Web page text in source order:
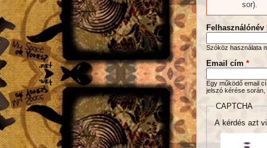
sor).
Felhasználónév
Szóköz használata
Email cím *
Egy működő email
jelszó kérése során,
CAPTCHA
A kérdés azt